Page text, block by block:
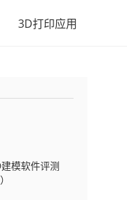
3D打印应用
模软件评测